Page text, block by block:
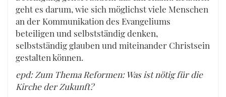
geht es darum, wie sich möglichst viele Menschen
an der Kommunikation des Evangeliums
beteiligen und selbstständig denken,
selbstständig glauben und miteinander Christsein
gestalten können.
epd: Zum Thema Reformen: Was ist nötig für die
Kirche der Zukunft?